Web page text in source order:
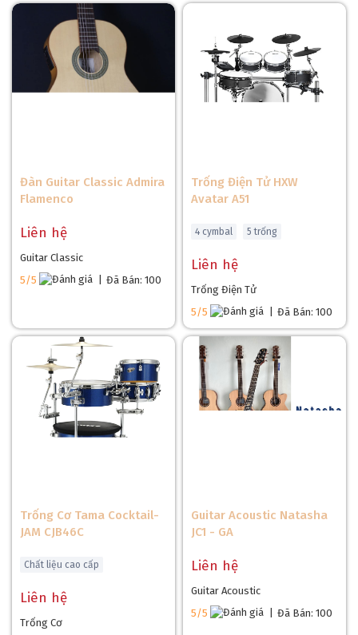
Đàn Guitar Classic Admira
Flamenco
Liên hệ
Guitar Classic
5/5
Đã Bán: 100
Trống Điện Tử HXW
Avatar A51
4 cymbal 5 trống
Liên hệ
Trống Điện Tử
5/5
Đã Bán: 100
Trống Cơ Tama Cocktail-
JAM CJB46C
Chất liệu cao cấp
Liên hệ
Trống Cơ
Guitar Acoustic Natasha
JC1 - GA
Liên hệ
Guitar Acoustic
5/5
Đã Bán: 100